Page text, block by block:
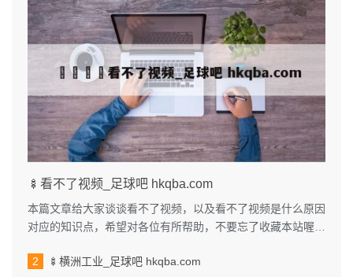
🍢看不了视频_足球吧 hkqba.com
本篇文章给大家谈谈看不了视频，以及看不了视频是什么原因
对应的知识点，希望对各位有所帮助，不要忘了收藏本站喔。
🍢横洲工业_足球吧 hkqba.com